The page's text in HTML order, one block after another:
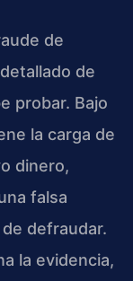
de
de
probar. Bajo
la carga de
dinero,
falsa
defraudar.
la evidencia,